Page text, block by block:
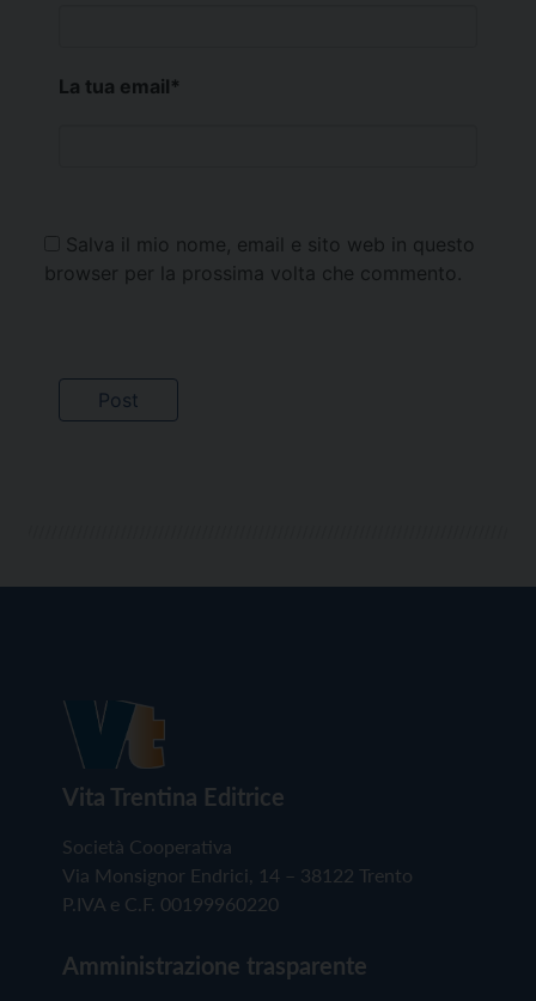
La tua email*
Salva il mio nome, email e sito web in questo
browser per la prossima volta che commento.
Vita Trentina Editrice
Società Cooperativa
Via Monsignor Endrici, 14 – 38122 Trento
P.IVA e C.F. 00199960220
Amministrazione trasparente